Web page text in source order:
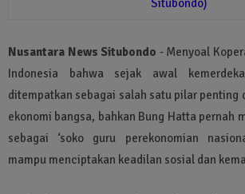
Situbondo)
Nusantara News Situbondo - Menyoal
Indonesia bahwa sejak awal
ditempatkan sebagai salah satu pilar penting
ekonomi bangsa, bahkan Bung Hatta pernah
sebagai ‘soko guru perekonomian
mampu menciptakan keadilan sosial dan